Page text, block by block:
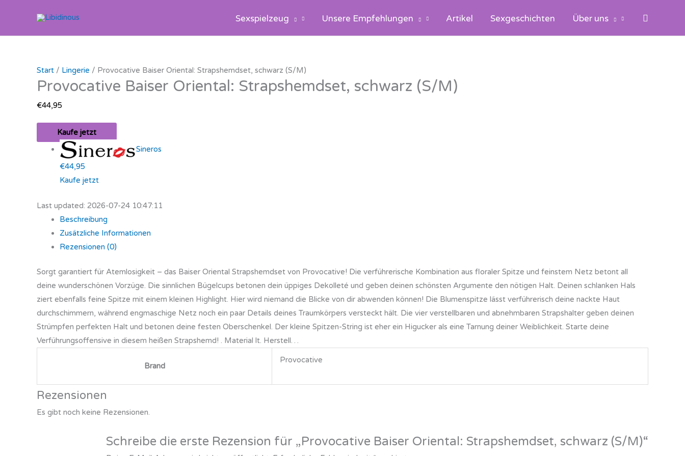
springen
Sexspielzeug Unsere Empfehlungen Artikel Sexgeschichten Über uns Suchen
Start / Lingerie / Provocative Baiser Oriental: Strapshemdset, schwarz (S/M)
Provocative Baiser Oriental: Strapshemdset, schwarz (S/M)
€44,95
Kaufe jetzt
Sineros
€44,95
Kaufe jetzt
Last updated: 2026-07-24 10:47:11
Beschreibung
Zusätzliche Informationen
Rezensionen (0)
Sorgt garantiert für Atemlosigkeit – das Baiser Oriental Strapshemdset von Provocative! Die verführerische Kombination aus floraler Spitze und feinstem Netz betont all
deine wunderschönen Vorzüge. Die sinnlichen Bügelcups betonen dein üppiges Dekolleté und geben deinen schönsten Argumente den nötigen Halt. Deinen schlanken Hals
ziert ebenfalls feine Spitze mit einem kleinen Highlight. Hier wird niemand die Blicke von dir abwenden können! Die Blumenspitze lässt verführerisch deine nackte Haut
durchschimmern, während engmaschige Netz noch ein paar Details deines Traumkörpers versteckt hält. Die vier verstellbaren und abnehmbaren Strapshalter geben deinen
Strümpfen perfekten Halt und betonen deine festen Oberschenkel. Der kleine Spitzen-String ist eher ein Higucker als eine Tarnung deiner Weiblichkeit. Starte deine
Verführungsoffensive in diesem heißen Strapshemd! . Material lt. Herstell…
Brand
Provocative
Rezensionen
Es gibt noch keine Rezensionen.
Schreibe die erste Rezension für „Provocative Baiser Oriental: Strapshemdset, schwarz (S/M)“